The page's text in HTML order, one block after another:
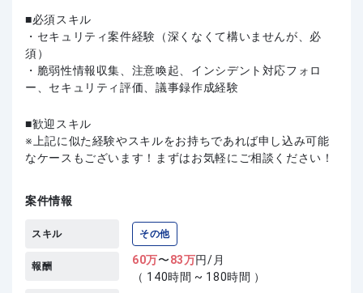
必須スキル
・セキュリティ案件経験（深くなくて構いませんが、必
須）
・脆弱性情報収集、注意喚起、インシデント対応フォロ
ー、セキュリティ評価、議事録作成経験
歓迎スキル
上記に似た経験やスキルをお持ちであれば申し込み可能
なケースもございます！まずはお気軽にご相談ください！
案件情報
スキル その他
報酬 60万〜83万円/月
（ 140時間 ~ 180時間 ）